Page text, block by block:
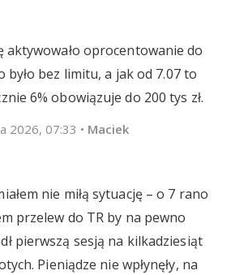
aktywowało oprocentowanie do
było bez limitu, a jak od 7.07 to
6% obowiązuje do 200 tys zł.
2026, 07:33 • Maciek
nie miłą sytuację – o 7 rano
przelew do TR by na pewno
pierwszą sesją na kilkadziesiąt
Pieniądze nie wpłynęły, na